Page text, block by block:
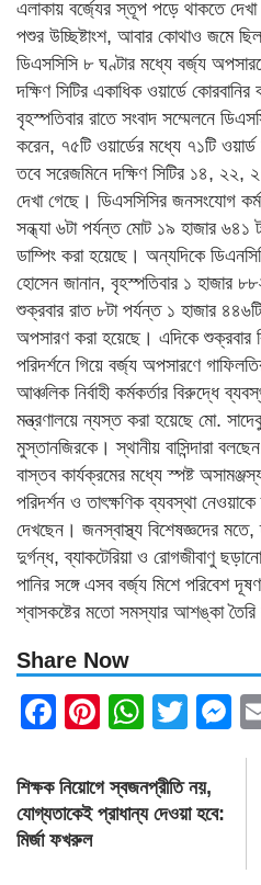
এলাকায় বর্জ্যের স্তূপ পড়ে থাকতে
পশুর উচ্ছিষ্টাংশ, আবার কোথাও জমে
ডিএসসিসি ৮ ঘণ্টার মধ্যে বর্জ্য
দক্ষিণ সিটির একাধিক ওয়ার্ডে
বৃহস্পতিবার রাতে সংবাদ সম্মেলনে
করেন, ৭৫টি ওয়ার্ডের মধ্যে ৭১টি
তবে সরেজমিনে দক্ষিণ সিটির ১৪,
দেখা গেছে। ডিএসসিসির জনসংযোগ
সন্ধ্যা ৬টা পর্যন্ত মোট ১৯ হাজার ৬৪১
ডাম্পিং করা হয়েছে। অন্যদিকে
হোসেন জানান, বৃহস্পতিবার ১ হাজার
শুক্রবার রাত ৮টা পর্যন্ত ১ হাজার
অপসারণ করা হয়েছে। এদিকে শুক্রবার
পরিদর্শনে গিয়ে বর্জ্য অপসারণে
আঞ্চলিক নির্বাহী কর্মকর্তার বিরুদ্ধে
মন্ত্রণালয়ে ন্যস্ত করা হয়েছে মো.
মুস্তানজিরকে। স্থানীয় বাসিন্দারা
বাস্তব কার্যক্রমের মধ্যে স্পষ্ট
পরিদর্শন ও তাৎক্ষণিক ব্যবস্থা
দেখছেন। জনস্বাস্থ্য বিশেষজ্ঞদের
দুর্গন্ধ, ব্যাকটেরিয়া ও রোগজীবাণু
পানির সঙ্গে এসব বর্জ্য মিশে পরিবেশ
শ্বাসকষ্টের মতো সমস্যার আশঙ্কা তৈরি
Share Now
Facebook
Pinterest
Post
navigation
শিক্ষক নিয়োগে স্বজনপ্রীতি নয়,
যোগ্যতাকেই প্রাধান্য দেওয়া হবে:
মির্জা ফখরুল